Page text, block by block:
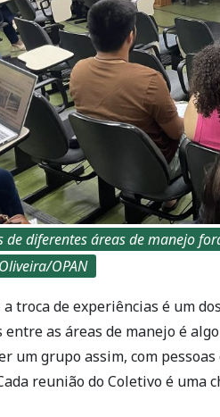
de diferentes áreas de manejo
OPAN
a troca de experiências é um
entre as áreas de manejo é
um grupo assim, com
reunião do Coletivo é uma